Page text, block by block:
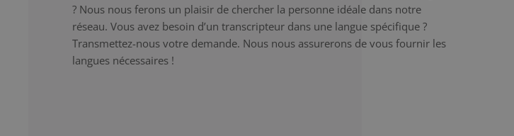
? Nous nous ferons un plaisir de chercher la personne idéale dans notre
réseau. Vous avez besoin d’un transcripteur dans une langue spécifique ?
Transmettez-nous votre demande. Nous nous assurerons de vous fournir les
langues nécessaires !